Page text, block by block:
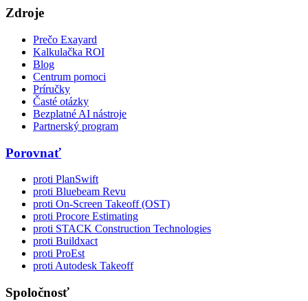
Zdroje
Prečo Exayard
Kalkulačka ROI
Blog
Centrum pomoci
Príručky
Časté otázky
Bezplatné AI nástroje
Partnerský program
Porovnať
proti PlanSwift
proti Bluebeam Revu
proti On-Screen Takeoff (OST)
proti Procore Estimating
proti STACK Construction Technologies
proti Buildxact
proti ProEst
proti Autodesk Takeoff
Spoločnosť